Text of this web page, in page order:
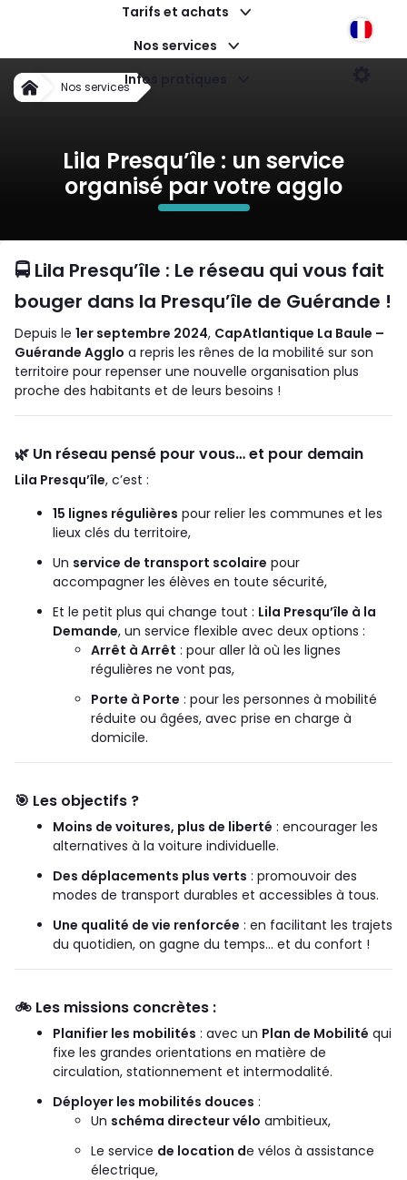
Tarifs et achats
Nos services
Infos pratiques
Nos services
Qu'est ce que Lila Presqu'île ?
Lila Presqu’île : un service
organisé par votre agglo
🚍 Lila Presqu’île : Le réseau qui vous fait
bouger dans la Presqu’île de Guérande !
Depuis le 1er septembre 2024, CapAtlantique La Baule –
Guérande Agglo a repris les rênes de la mobilité sur son
territoire pour repenser une nouvelle organisation plus
proche des habitants et de leurs besoins !
🌿 Un réseau pensé pour vous… et pour demain
Lila Presqu’île, c’est :
15 lignes régulières pour relier les communes et les
lieux clés du territoire,
Un service de transport scolaire pour
accompagner les élèves en toute sécurité,
Et le petit plus qui change tout : Lila Presqu’île à la
Demande, un service flexible avec deux options :
Arrêt à Arrêt : pour aller là où les lignes
régulières ne vont pas,
Porte à Porte : pour les personnes à mobilité
réduite ou âgées, avec prise en charge à
domicile.
🎯 Les objectifs ?
Moins de voitures, plus de liberté : encourager les
alternatives à la voiture individuelle.
Des déplacements plus verts : promouvoir des
modes de transport durables et accessibles à tous.
Une qualité de vie renforcée : en facilitant les trajets
du quotidien, on gagne du temps… et du confort !
🚲 Les missions concrètes :
Planifier les mobilités : avec un Plan de Mobilité qui
fixe les grandes orientations en matière de
circulation, stationnement et intermodalité.
Déployer les mobilités douces :
Un schéma directeur vélo ambitieux,
Le service de location de vélos à assistance
électrique,